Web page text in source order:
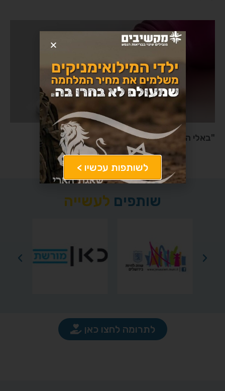
"באלי התפרצות חזקה מאד של חרדה ופאניקה"
שותפים לעשייה
לתרומה לחצו כאן
לשותפות עכשיו >